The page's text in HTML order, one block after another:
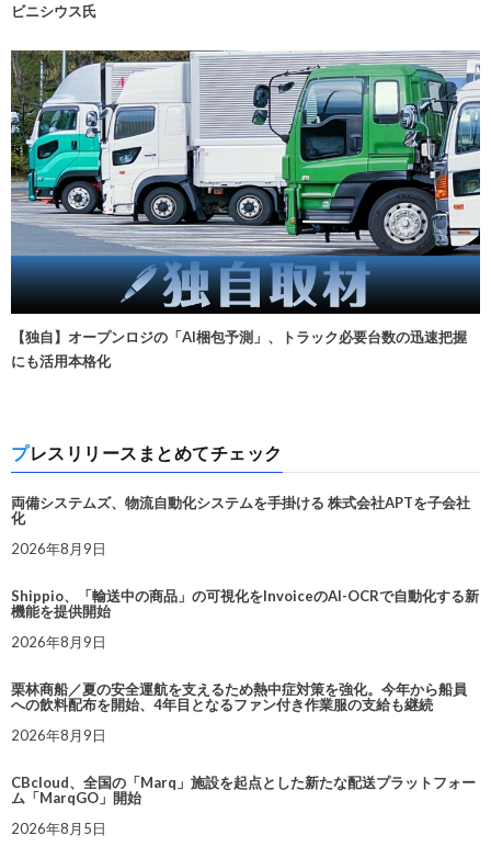
ビニシウス氏
【独自】オープンロジの「AI梱包予測」、トラック必要台数の迅速把握
にも活用本格化
プレスリリースまとめてチェック
両備システムズ、物流自動化システムを手掛ける 株式会社APTを子会社
化
2026年8月9日
Shippio、「輸送中の商品」の可視化をInvoiceのAI-OCRで自動化する新
機能を提供開始
2026年8月9日
栗林商船／夏の安全運航を支えるため熱中症対策を強化。今年から船員
への飲料配布を開始、4年目となるファン付き作業服の支給も継続
2026年8月9日
CBcloud、全国の「Marq」施設を起点とした新たな配送プラットフォー
ム「MarqGO」開始
2026年8月5日